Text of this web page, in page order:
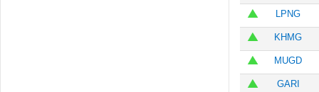
LPNG
KHMG
MUGD
GARI